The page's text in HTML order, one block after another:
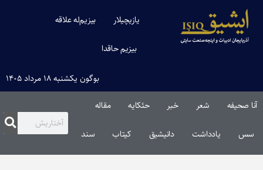
یازیچیلار بیزیم‌له علاقه
بیزیم حاقدا
بوگون یکشنبه ۱۸ مرداد ۱۴۰۵
آنا صحیفه شعر خبر حئکایه مقاله‌
سس یادداشت دانیشیق کیتاب سند